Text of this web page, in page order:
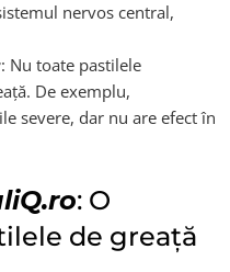
nervos central,
: Nu toate pastilele
De exemplu,
severe, dar nu are efect în
: O
de greață